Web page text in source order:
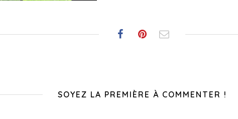
SOYEZ LA PREMIÈRE À COMMENTER !